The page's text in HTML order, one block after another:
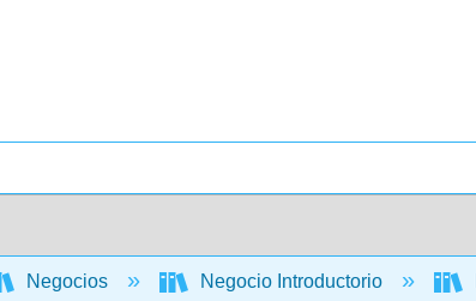
Negocios Negocio Introductorio